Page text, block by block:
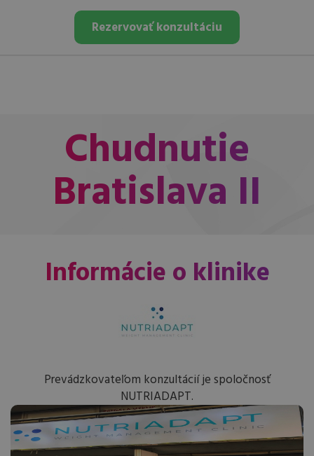
Rezervovať konzultáciu
Chudnutie
Bratislava II
Informácie o klinike
Prevádzkovateľom konzultácií je spoločnosť
NUTRIADAPT.